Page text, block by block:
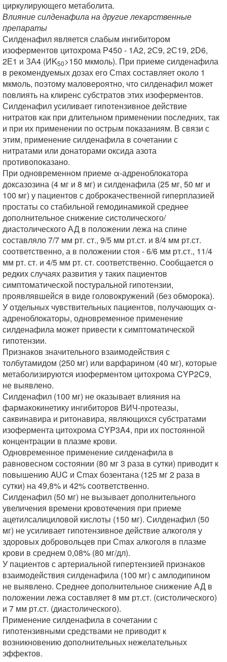
циркулирующего метаболита.
Влияние силденафила на другие лекарственные
препараты
Силденафил является слабым ингибитором
изоферментов цитохрома Р450 - 1А2, 2С9, 2С19, 2D6,
2Е1 и ЗА4 (ИK50>150 мкмоль). При приеме силденафила
в рекомендуемых дозах его Сmax составляет около 1
мкмоль, поэтому маловероятно, что силденафил может
повлиять на клиренс субстратов этих изоферментов.
Силденафил усиливает гипотензивное действие
нитратов как при длительном применении последних, так
и при их применении по острым показаниям. В связи с
этим, применение силденафила в сочетании с
нитратами или донаторами оксида азота
противопоказано.
При одновременном приеме α-адреноблокатора
доксазозина (4 мг и 8 мг) и силденафила (25 мг, 50 мг и
100 мг) у пациентов с доброкачественной гиперплазией
простаты со стабильной гемодинамикой среднее
дополнительное снижение систолического/
диастолического АД в положении лежа на спине
составляло 7/7 мм рт. ст., 9/5 мм рт.ст. и 8/4 мм рт.ст.
соответственно, а в положении стоя - 6/6 мм рт.ст., 11/4
мм рт. ст. и 4/5 мм рт. ст. соответственно. Сообщается о
редких случаях развития у таких пациентов
симптоматической постуральной гипотензии,
проявлявшейся в виде головокружений (без обморока).
У отдельных чувствительных пациентов, получающих α-
адреноблокаторы, одновременное применение
силденафила может привести к симптоматической
гипотензии.
Признаков значительного взаимодействия с
толбутамидом (250 мг) или варфарином (40 мг), которые
метаболизируются изоферментом цитохрома CYP2C9,
не выявлено.
Силденафил (100 мг) не оказывает влияния на
фармакокинетику ингибиторов ВИЧ-протеазы,
саквинавира и ритонавира, являющихся субстратами
изофермента цитохрома CYP3A4, при их постоянной
концентрации в плазме крови.
Одновременное применение силденафила в
равновесном состоянии (80 мг 3 раза в сутки) приводит к
повышению AUC и Сmах бозентана (125 мг 2 раза в
сутки) на 49,8% и 42% соответственно.
Силденафил (50 мг) не вызывает дополнительного
увеличения времени кровотечения при приеме
ацетилсалициловой кислоты (150 мг). Силденафил (50
мг) не усиливает гипотензивное действие алкоголя у
здоровых добровольцев при Сmaх алкоголя в плазме
крови в среднем 0,08% (80 мг/дл).
У пациентов с артериальной гипертензией признаков
взаимодействия силденафила (100 мг) с амлодипином
не выявлено. Среднее дополнительное снижение АД в
положении лежа составляет 8 мм рт.ст. (систолического)
и 7 мм рт.ст. (диастолического).
Применение силденафила в сочетании с
гипотензивными средствами не приводит к
возникновению дополнительных нежелательных
эффектов.